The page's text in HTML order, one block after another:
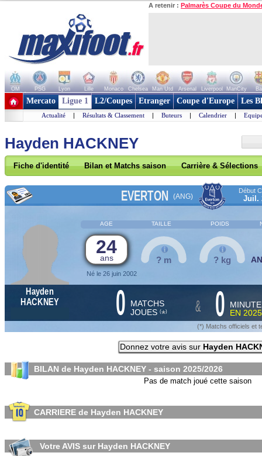
A retenir : Palmarès Coupe du
OM PSG Lyon Lille Monaco Chelsea Man Utd Arsenal Liverpool ManCity
+ de clubs
Mercato Ligue 1 L2/Coupes Etranger Coupe d'Europe Les
Actualité | Résultats & Classement | Buteurs | Calendrier |
Hayden HACKNEY
Fiche d'identité Bilan et Matchs saison Carrière & Sélections
EVERTON (ANG)
Début
Juil.
AGE TAILLE POIDS
24
ans
Né le 26 juin 2002
? m ? kg
Hayden
HACKNEY
0 MATCHS
JOUES (*) & 0
EN
(*) Matchs officiels et
Donnez votre avis sur Hayden
BILAN de Hayden HACKNEY - saison 2025/2026
Pas de match joué cette saison
CARRIERE de Hayden HACKNEY
Votre AVIS sur Hayden HACKNEY